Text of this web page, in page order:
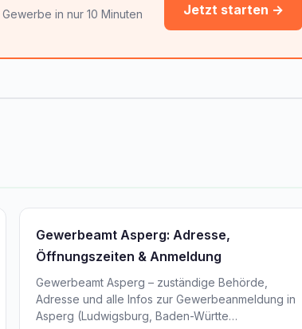
in nur 10 Minuten
Jetzt starten →
Gewerbeamt Asperg: Adresse,
Öffnungszeiten & Anmeldung
Gewerbeamt Asperg – zuständige Behörde,
Adresse und alle Infos zur Gewerbeanmeldung in
Asperg (Ludwigsburg, Baden-Württe…